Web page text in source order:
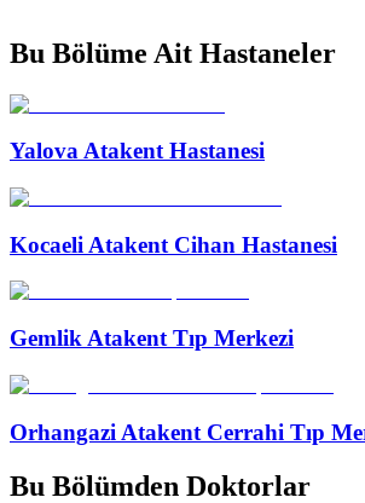
Bu Bölüme Ait Hastaneler
Yalova Atakent Hastanesi
Kocaeli Atakent Cihan Hastanesi
Gemlik Atakent Tıp Merkezi
Orhangazi Atakent Cerrahi Tıp
Bu Bölümden Doktorlar